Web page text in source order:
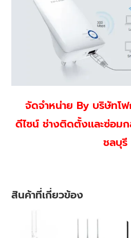
จัดจำหน่าย By บริษัทโ
ดีไซน์ ช่างติดตั้งเเละซ่อ
ชลบุรี
สินค้าที่เกี่ยวข้อง